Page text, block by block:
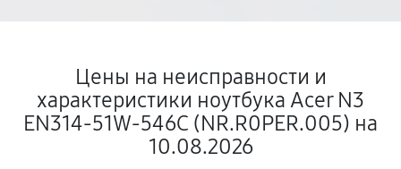
Цены на неисправности и
характеристики ноутбука Acer N3
EN314-51W-546C (NR.R0PER.005) на
10.08.2026